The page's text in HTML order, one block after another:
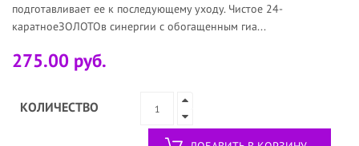
подготавливает ее к последующему уходу. Чистое 24-
каратноеЗОЛОТОв синергии с обогащенным гиа...
275.00 руб.
КОЛИЧЕСТВО